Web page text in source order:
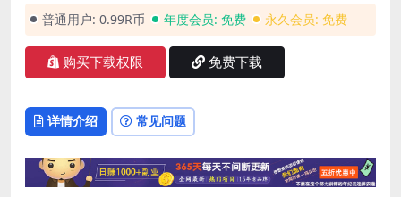
普通用户: 0.99R币 年度会员: 免费 永久会员: 免费
购买下载权限 免费下载
详情介绍 常见问题